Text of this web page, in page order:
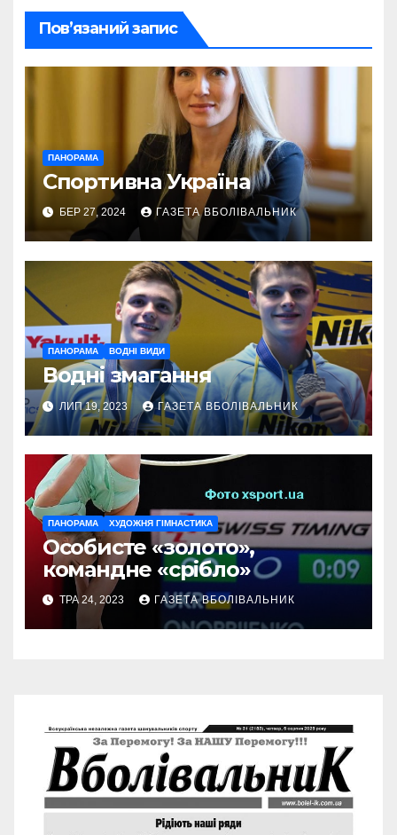
Пов’язаний запис
ПАНОРАМА
Спортивна Україна
БЕР 27, 2024 ГАЗЕТА ВБОЛІВАЛЬНИК
ПАНОРАМА ВОДНІ ВИДИ
Водні змагання
ЛИП 19, 2023 ГАЗЕТА ВБОЛІВАЛЬНИК
ПАНОРАМА ХУДОЖНЯ ГІМНАСТИКА
Особисте «золото»,
командне «срібло»
ТРА 24, 2023 ГАЗЕТА ВБОЛІВАЛЬНИК